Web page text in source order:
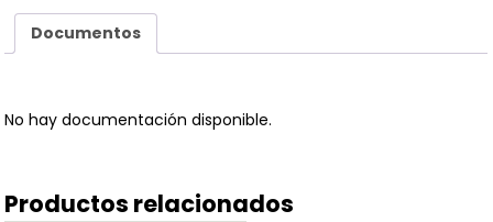
Documentos
No hay documentación disponible.
Productos relacionados